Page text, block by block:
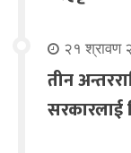
२१ श्रावण
तीन
सरकारलाई